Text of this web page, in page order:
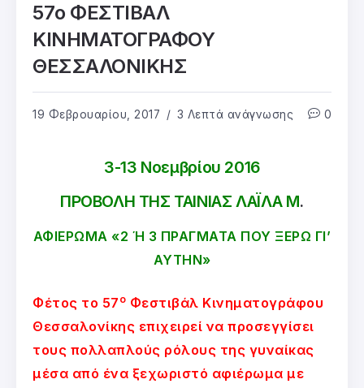
57ο ΦΕΣΤΙΒΑΛ
ΚΙΝΗΜΑΤΟΓΡΑΦΟΥ
ΘΕΣΣΑΛΟΝΙΚΗΣ
19 Φεβρουαρίου, 2017 3 Λεπτά ανάγνωσης 0
3-13 Νοεμβρίου 2016
ΠΡΟΒΟΛΗ ΤΗΣ ΤΑΙΝΙΑΣ ΛΑΪΛΑ Μ.
ΑΦΙΕΡΩΜΑ «2 Ή 3 ΠΡΑΓΜΑΤΑ ΠΟΥ ΞΕΡΩ ΓΙ’
ΑΥΤΗΝ»
Φέτος το 57 ο Φεστιβάλ Κινηματογράφου
Θεσσαλονίκης επιχειρεί να προσεγγίσει
τους πολλαπλούς ρόλους της γυναίκας
μέσα από ένα ξεχωριστό αφιέρωμα με